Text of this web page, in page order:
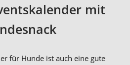
mit
für Hunde ist auch eine gute